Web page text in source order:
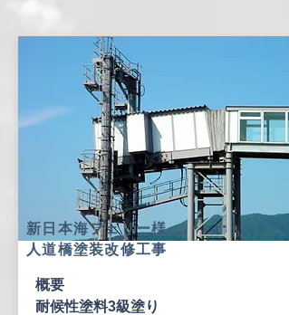
​新日本海フェリー様
人道橋塗装改修工事
概要
耐候性塗料3級塗り